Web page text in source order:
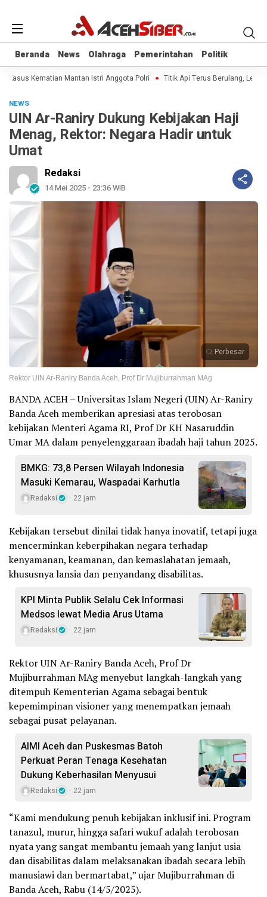
Beranda News Olahraga Pemerintahan Politik
Beranda News Olahraga Pemerintahan Politik
Kasus Kematian Mantan Istri Anggota Polri Titik Api Terus Berulang,
NEWS
UIN Ar-Raniry Dukung Kebijakan Haji
Menag, Rektor: Negara Hadir untuk
Umat
Redaksi
14 Mei 2025 - 23:36 WIB
Perbesar
Rektor UIN Ar-Raniry Banda Aceh, Prof Dr Mujiburrahman MAg
BANDA ACEH – Universitas Islam Negeri (UIN) Ar-Raniry
Banda Aceh memberikan apresiasi atas terobosan
kebijakan Menteri Agama RI, Prof Dr KH Nasaruddin
Umar MA dalam penyelenggaraan ibadah haji tahun 2025.
BMKG: 73,8 Persen Wilayah Indonesia
Masuki Kemarau, Waspadai Karhutla
Redaksi 22 jam
Kebijakan tersebut dinilai tidak hanya inovatif, tetapi juga
mencerminkan keberpihakan negara terhadap
kenyamanan, keamanan, dan kemaslahatan jemaah,
khususnya lansia dan penyandang disabilitas.
KPI Minta Publik Selalu Cek Informasi
Medsos lewat Media Arus Utama
Redaksi 22 jam
Rektor UIN Ar-Raniry Banda Aceh, Prof Dr
Mujiburrahman MAg menyebut langkah-langkah yang
ditempuh Kementerian Agama sebagai bentuk
kepemimpinan visioner yang menempatkan jemaah
sebagai pusat pelayanan.
AIMI Aceh dan Puskesmas Batoh
Perkuat Peran Tenaga Kesehatan
Dukung Keberhasilan Menyusui
Redaksi 22 jam
“Kami mendukung penuh kebijakan inklusif ini. Program
tanazul, murur, hingga safari wukuf adalah terobosan
nyata yang sangat membantu jemaah yang lanjut usia
dan disabilitas dalam melaksanakan ibadah secara lebih
manusiawi dan bermartabat,” ujar Mujiburrahman di
Banda Aceh, Rabu (14/5/2025).